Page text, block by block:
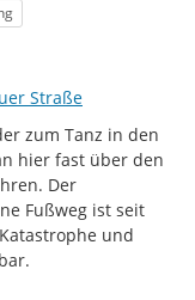
Straße
zum Tanz in den
hier fast über den
Der
Fußweg ist seit
und